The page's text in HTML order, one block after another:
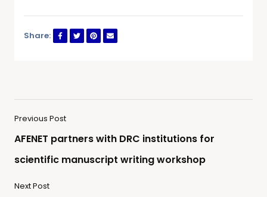
Share:
Previous Post
AFENET partners with DRC institutions for
scientific manuscript writing workshop
Next Post